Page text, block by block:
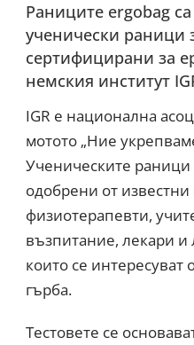
Раниците ergobag
ученически раници
сертифицирани за
немския институт
IGR е национална
мотото „Ние
Ученическите раници
одобрени от
физиотерапевти,
възпитание, лекари и
които се интересуват
гърба.
Тестовете се